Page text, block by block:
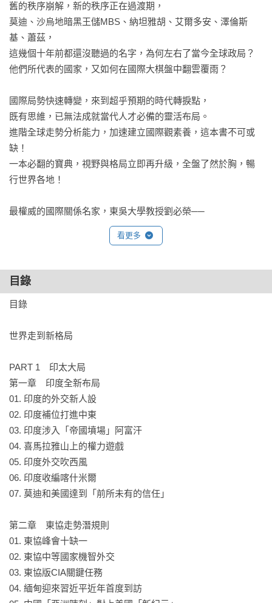
舊的秩序崩解，新的秩序正在過渡期，
莫迪、沙烏地暗黑王儲MBS、納坦雅胡、艾爾多安、澤倫斯
基、蕭茲，
這幾個十年前都還沒聽過的名字，為何左右了當今全球政局？
他們所代表的國家，又如何在國際大棋盤中翻雲覆雨？
國際局勢快速轉變，來到超乎預期的時代轉捩點，
既有思維，已無法成就當代人才必備的靈活布局。
進階全球走勢分析能力，加速建立國際觀素養，這本書不可或
缺！
一本必翻的寶典，視野與格局立即再升級，全盤了然於胸，暢
行世界各地！
最權威的國際關係名家，東吳大學教授劉必榮──
以宏觀的視角和具體而微的思路，
從蛛絲馬跡中透視世界局勢，
一本書帶你掌握看世界的方法，擁有國際觀與思辨能力。
★時代劇變，世界正從緊密的全球化，全盤落入地緣競合的碎
新冷戰，哪些產業鏈權力板塊正在快速位移？
東南亞利多交會，炙手可熱新場域，如何吸引強權爭相競逐？
中東能源籌碼，如何再次硬生生扭轉世界平衡關係？
看似複雜的中西亞變局，怎麼解讀才能無門檻，又有條理？
七個家庭的產權爭議，為何讓火藥庫以色列打開極右種族爭議
的潘朵拉之盒？
歐洲領袖頻繁更迭，爭搶後梅克爾領導者地位，但又為何都做
不久、搶不到？
難解的非洲，其實是圍繞著地中海同心圓，掌握未來不能由
平靜的美洲，又正醞釀什麼樣的新動能，試圖重回世界的核
心？
美中對弈下的東亞，正為世界形塑出什麼樣的新秩序？
全球目光焦點的台灣，又該怎樣才能站到最有利的制高位置？
看更多
目錄
目錄
世界走到新格局
PART 1　印太大局
第一章　印度全新布局
01. 印度的外交新人設
02. 印度補位打進中東
03. 印度涉入「帝國墳場」阿富汗
04. 喜馬拉雅山上的權力遊戲
05. 印度外交吹西風
06. 印度收編喀什米爾
07. 莫迪和美國達到「前所未有的信任」
第二章　東協走勢潛規則
01. 東協峰會十缺一
02. 東協中等國家機智外交
03. 東協版CIA關鍵任務
04. 緬甸迎來習近平近年首度到訪